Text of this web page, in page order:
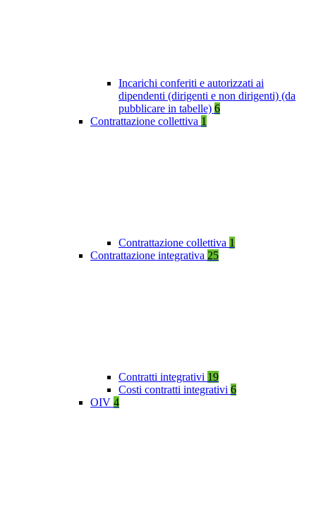
Incarichi conferiti e autorizzati ai
dipendenti (dirigenti e non dirigenti) (da
pubblicare in tabelle) 6
Contrattazione collettiva 1
Contrattazione collettiva 1
Contrattazione integrativa 25
Contratti integrativi 19
Costi contratti integrativi 6
OIV 4